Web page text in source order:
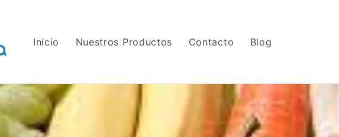
Inicio Nuestros Productos Contacto Blog